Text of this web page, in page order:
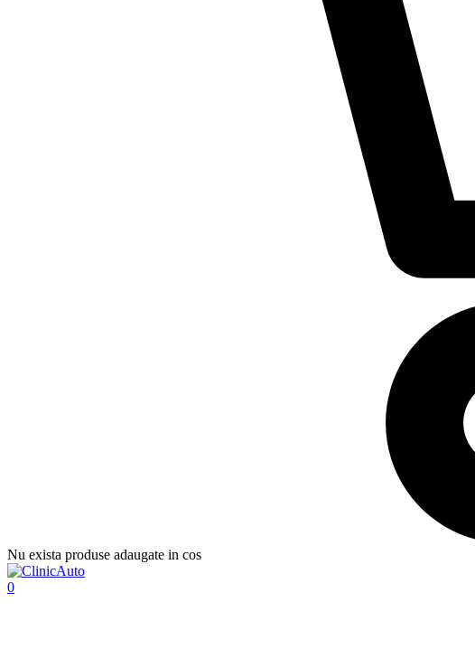
Nu exista produse adaugate in cos
0